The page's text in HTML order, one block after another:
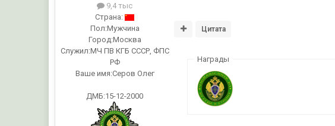
9,4 тыс
Страна:
Пол:Мужчина
Город:Москва
Служил:МЧ ПВ КГБ СССР, ФПС
РФ
Ваше имя:Серов Олег
ДМБ:15-12-2000
Цитата
Награды